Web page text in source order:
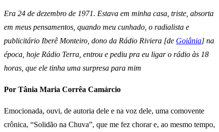
Era 24 de dezembro de 1971. Estava em minha casa, triste, absorta
em meus pensamentos, quando meu cunhado, o radialista e
publicitário Iberê Monteiro, dono da Rádio Riviera [de Goiânia] na
época, hoje Rádio Terra, entrou e pediu pra eu ligar o rádio às 18
horas, que ele tinha uma surpresa para mim
Por Tânia Maria Corrêa Camárcio
Emocionada, ouvi, de autoria dele e na voz dele, uma comovente
crônica, “Solidão na Chuva”, que me fez chorar e, ao mesmo tempo,